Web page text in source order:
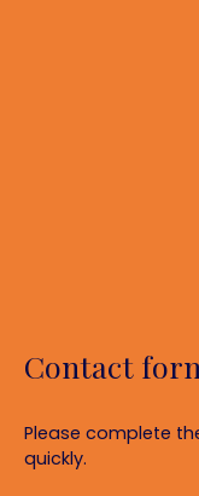
Contact
Please complete
quickly.